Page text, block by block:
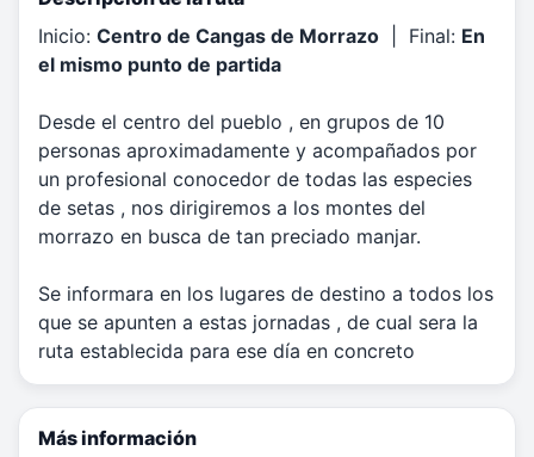
Inicio: Centro de Cangas de Morrazo | Final: En
el mismo punto de partida
Desde el centro del pueblo , en grupos de 10
personas aproximadamente y acompañados por
un profesional conocedor de todas las especies
de setas , nos dirigiremos a los montes del
morrazo en busca de tan preciado manjar.
Se informara en los lugares de destino a todos los
que se apunten a estas jornadas , de cual sera la
ruta establecida para ese día en concreto
Más información